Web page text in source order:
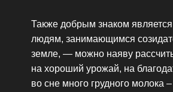
Также добрым знаком является
людям, занимающимся
земле, — можно наяву
на хороший урожай, на
во сне много грудного молока